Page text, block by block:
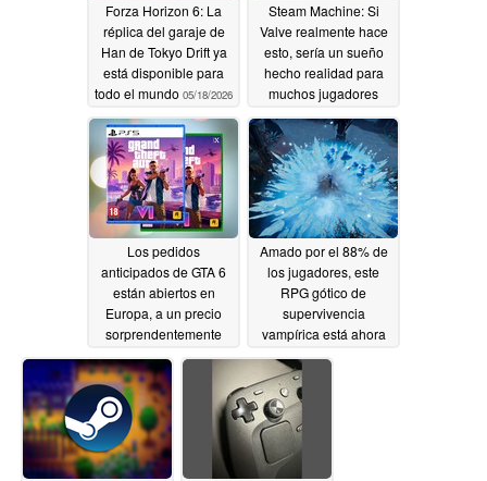
Forza Horizon 6: La
réplica del garaje de
Han de Tokyo Drift ya
está disponible para
todo el mundo 05/18/2026
Steam Machine: Si
Valve realmente hace
esto, sería un sueño
hecho realidad para
muchos jugadores
05/18/2026
Los pedidos
anticipados de GTA 6
están abiertos en
Europa, a un precio
sorprendentemente
bajo05/18/2026
Amado por el 88% de
los jugadores, este
RPG gótico de
supervivencia
vampírica está ahora
en su punto más bajo
en Steam